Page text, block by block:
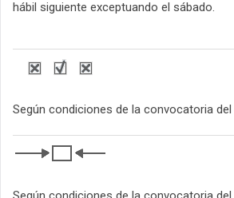
hábil siguiente exceptuando el sábado.
Según condiciones de la convocatoria